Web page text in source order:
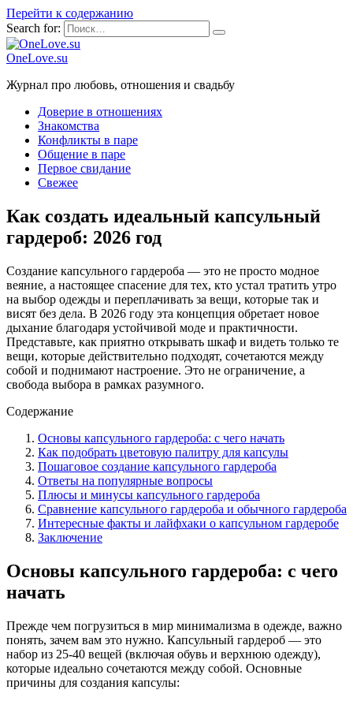
Перейти к содержанию
Search for:
OneLove.su
Журнал про любовь, отношения и свадьбу
Доверие в отношениях
Знакомства
Конфликты в паре
Общение в паре
Первое свидание
Свежее
Как создать идеальный капсульный
гардероб: 2026 год
Создание капсульного гардероба — это не просто модное
веяние, а настоящее спасение для тех, кто устал тратить утро
на выбор одежды и переплачивать за вещи, которые так и
висят без дела. В 2026 году эта концепция обретает новое
дыхание благодаря устойчивой моде и практичности.
Представьте, как приятно открывать шкаф и видеть только те
вещи, которые действительно подходят, сочетаются между
собой и поднимают настроение. Это не ограничение, а
свобода выбора в рамках разумного.
Содержание
Основы капсульного гардероба: с чего начать
Как подобрать цветовую палитру для капсулы
Пошаговое создание капсульного гардероба
Ответы на популярные вопросы
Плюсы и минусы капсульного гардероба
Сравнение капсульного гардероба и обычного гардероба
Интересные факты и лайфхаки о капсульном гардеробе
Заключение
Основы капсульного гардероба: с чего
начать
Прежде чем погрузиться в мир минимализма в одежде, важно
понять, зачем вам это нужно. Капсульный гардероб — это
набор из 25-40 вещей (включая обувь и верхнюю одежду),
которые идеально сочетаются между собой. Основные
причины для создания капсулы: